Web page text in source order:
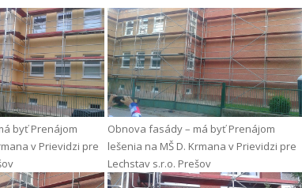
byť Prenájom
v Prievidzi pre
Obnova fasády – má byť Prenájom
lešenia na MŠ D. Krmana v Prievidzi pre
Lechstav s.r.o. Prešov